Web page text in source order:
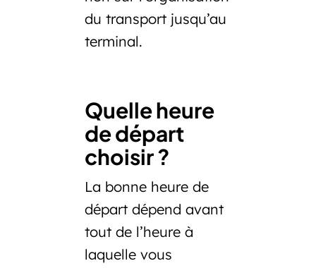
du transport jusqu’au
terminal.
Quelle heure
de départ
choisir ?
La bonne heure de
départ dépend avant
tout de l’heure à
laquelle vous